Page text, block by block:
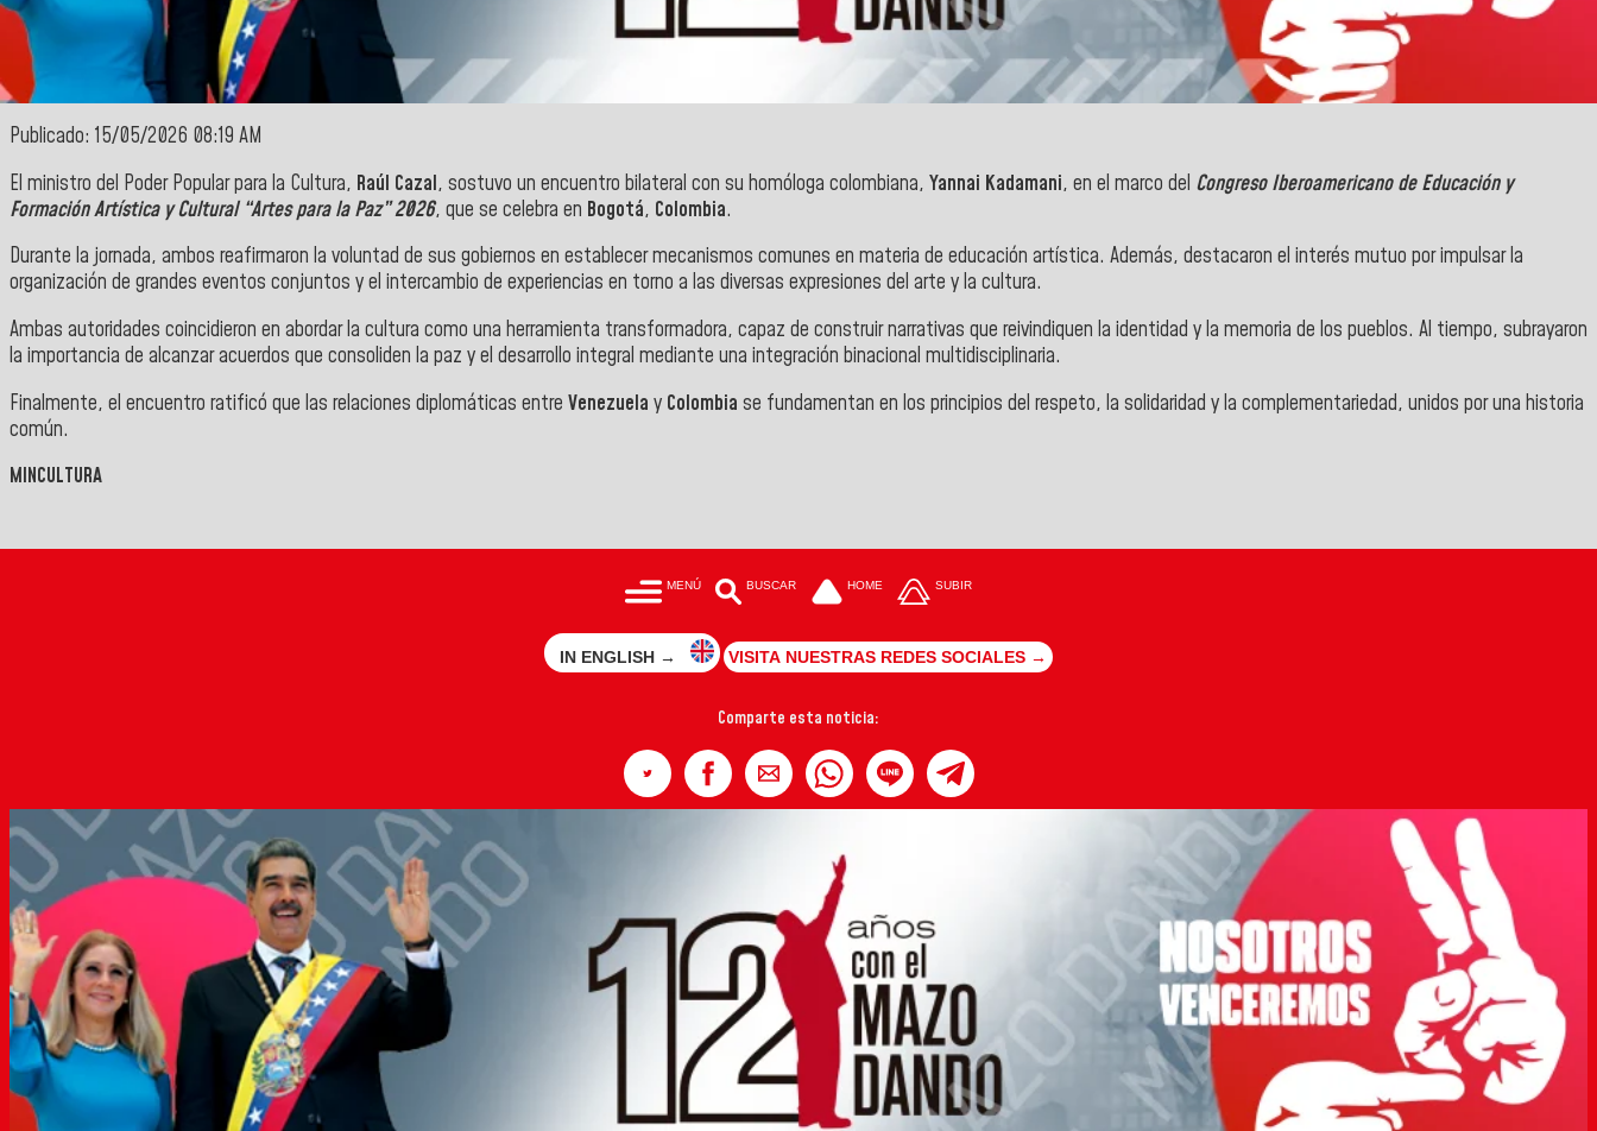
Publicado: 15/05/2026 08:19 AM
El ministro del Poder Popular para la Cultura, Raúl Cazal, sostuvo un encuentro bilateral con su homóloga colombiana, Yannai Kadamani, en el marco del Congreso Iberoamericano de Educación y
Formación Artística y Cultural “Artes para la Paz”2026, que se celebra en Bogotá, Colombia.
Durante la jornada, ambos reafirmaron la voluntad de sus gobiernos en establecer mecanismos comunes en materia de educación artística. Además, destacaron el interés mutuo por impulsar la
organización de grandes eventos conjuntos y el intercambio de experiencias en torno a las diversas expresiones del arte y la cultura.
Ambas autoridades coincidieron en abordar la cultura como una herramienta transformadora, capaz de construir narrativas que reivindiquen la identidad y la memoria de los pueblos. Al tiempo, subrayaron
la importancia de alcanzar acuerdos que consoliden la paz y el desarrollo integral mediante una integración binacional multidisciplinaria.
Finalmente, el encuentro ratificó que las relaciones diplomáticas entre Venezuela y Colombia se fundamentan en los principios del respeto, la solidaridad y la complementariedad, unidos por una historia
común.
MINCULTURA
MENÚ BUSCAR HOME SUBIR
IN ENGLISH → VISITA NUESTRAS REDES SOCIALES →
Comparte esta noticia: